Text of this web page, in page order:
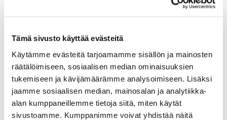
Tämä sivusto käyttää evästeitä
Käytämme evästeitä tarjoamamme sisällön ja mainosten
räätälöimiseen, sosiaalisen median ominaisuuksien
tukemiseen ja kävijämäärämme analysoimiseen. Lisäksi
jaamme sosiaalisen median, mainosalan ja analytiikka-
alan kumppaneillemme tietoja siitä, miten käytät
sivustoamme. Kumppanimme voivat yhdistää näitä
tampereai@businesstampere.com
Tampere AI
About Ecosystem